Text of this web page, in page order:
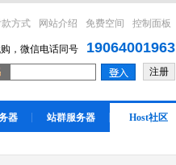
方式 网站介绍 免费空间 控制面板
，微信电话同号 19064001963
注册
器 站群服务器 Host社区